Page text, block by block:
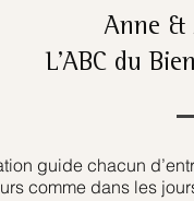
Anne &
L’ABC du
guide chacun
comme dans les